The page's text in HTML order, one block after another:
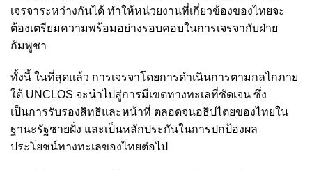
เจรจาระหว่างกันได้ ทำให้หน่วยงานที่เกี่ยวข้องของไทยจะ
ต้องเตรียมความพร้อมอย่างรอบคอบในการเจรจากับฝ่าย
กัมพูชา
ทั้งนี้ ในที่สุดแล้ว การเจรจาโดยการดำเนินการตามกลไกภาย
ใต้ UNCLOS จะนำไปสู่การมีเขตทางทะเลที่ชัดเจน ซึ่ง
เป็นการรับรองสิทธิและหน้าที่ ตลอดจนอธิปไตยของไทยใน
ฐานะรัฐชายฝั่ง และเป็นหลักประกันในการปกป้องผล
ประโยชน์ทางทะเลของไทยต่อไป